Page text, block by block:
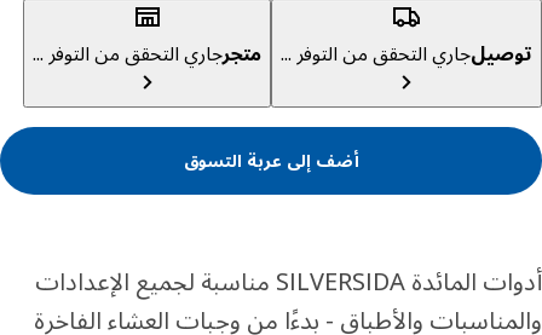
جاري التحقق من التوفر ... متجرجاري التحقق من التوفر ...
أضف إلى عربة التسوق
أدوات المائدة SILVERSIDA مناسبة لجميع الإعدادات
والأطباق - بدءًا من وجبات العشاء الفاخرة